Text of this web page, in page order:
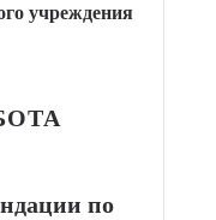
учреждения
по